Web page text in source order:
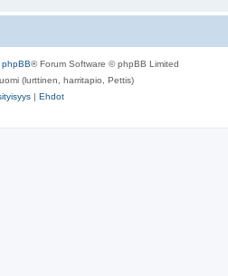
phpBB® Forum Software © phpBB Limited
(lurttinen, harritapio, Pettis)
| Ehdot